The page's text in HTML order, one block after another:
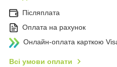
Післяплата
Оплата на рахунок
Онлайн-оплата карткою
Всі умови оплати